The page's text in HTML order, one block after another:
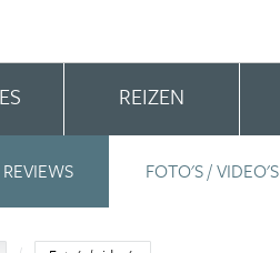
REIZEN
REVIEWS FOTO'S / VIDEO'S